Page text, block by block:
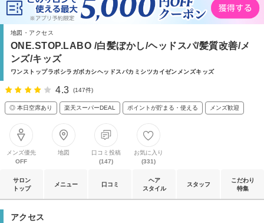
地図・アクセス
ONE.STOP.LABO /白髪ぼかし/ヘッドスパ/髪質改善/メ
ンズ/キッズ
ワンストップラボシラガボカシヘッドスパカミシツカイゼンメンズキッズ
4.3 (147件)
◎ 本日空席あり 楽天スーパーDEAL ポイントが貯まる・使える メンズ歓迎
メンズ優先
OFF
地図
口コミ投稿
(147)
お気に入り
(331)
サロン
トップ
メニュー 口コミ
ヘア
スタイル
スタッフ
こだわり
特集
アクセス